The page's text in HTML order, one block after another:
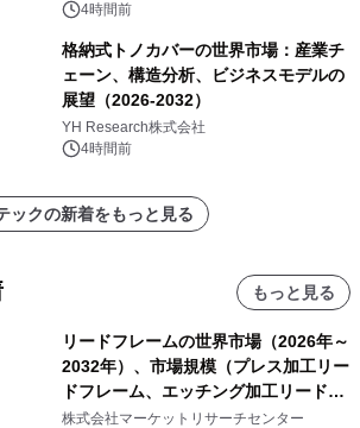
4時間前
格納式トノカバーの世界市場：産業チ
ェーン、構造分析、ビジネスモデルの
展望（2026-2032）
YH Research株式会社
4時間前
ックの新着をもっと見る
もっと見る
リードフレームの世界市場（2026年～
2032年）、市場規模（プレス加工リー
ドフレーム、エッチング加工リードフ
レーム）・分析レポートを発表
株式会社マーケットリサーチセンター